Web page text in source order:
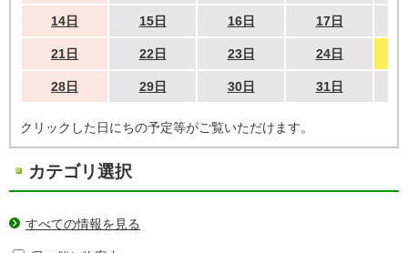
14日 15日 16日 17日
21日 22日 23日 24日
28日 29日 30日 31日
クリックした日にちの予定等がご覧いただけます。
カテゴリ選択
すべての情報を見る